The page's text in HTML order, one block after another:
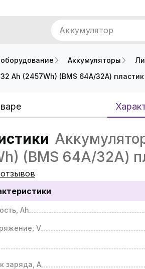
Аккумулятор
Аккумуляторы
Ah (2457Wh) (BMS 64A/32А) пластик
(BMS 64A/32А)
Ah
V
заряда, A